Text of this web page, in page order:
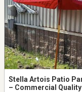
Stella Artois Patio
– Commercial Quality